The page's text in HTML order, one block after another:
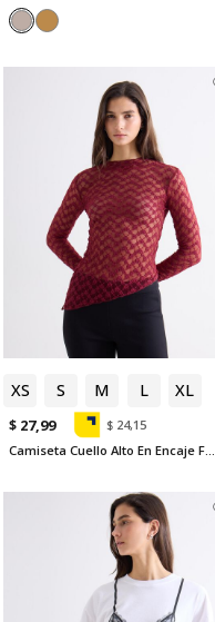
XS S M L XL
$ 27,99
$ 24,15
Camiseta Cuello Alto En Encaje Floral